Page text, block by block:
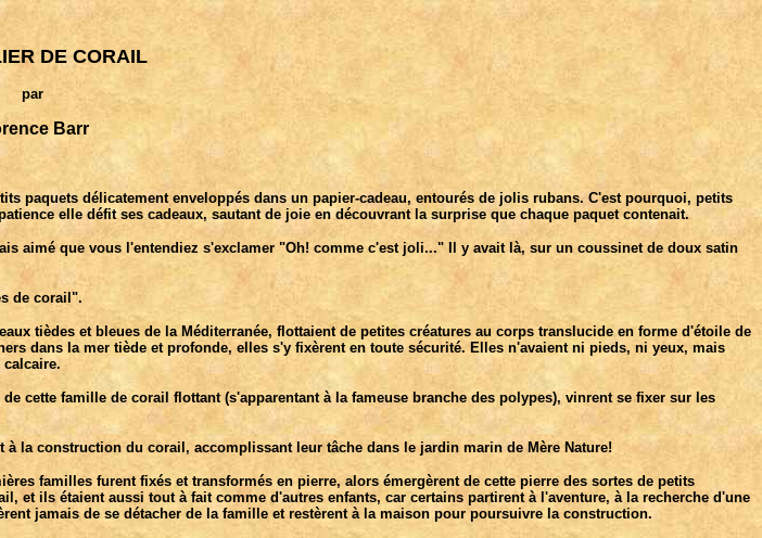
DE CORAIL
par
Barr
paquets délicatement enveloppés dans un papier-cadeau, entourés de jolis rubans. C'est pourquoi, petits
elle défit ses cadeaux, sautant de joie en découvrant la surprise que chaque paquet contenait.
aimé que vous l'entendiez s'exclamer "Oh! comme c'est joli..." Il y avait là, sur un coussinet de doux satin
de corail".
tièdes et bleues de la Méditerranée, flottaient de petites créatures au corps translucide en forme d'étoile de
dans la mer tiède et profonde, elles s'y fixèrent en toute sécurité. Elles n'avaient ni pieds, ni yeux, mais
cette famille de corail flottant (s'apparentant à la fameuse branche des polypes), vinrent se fixer sur les
la construction du corail, accomplissant leur tâche dans le jardin marin de Mère Nature!
familles furent fixés et transformés en pierre, alors émergèrent de cette pierre des sortes de petits
et ils étaient aussi tout à fait comme d'autres enfants, car certains partirent à l'aventure, à la recherche d'une
jamais de se détacher de la famille et restèrent à la maison pour poursuivre la construction.